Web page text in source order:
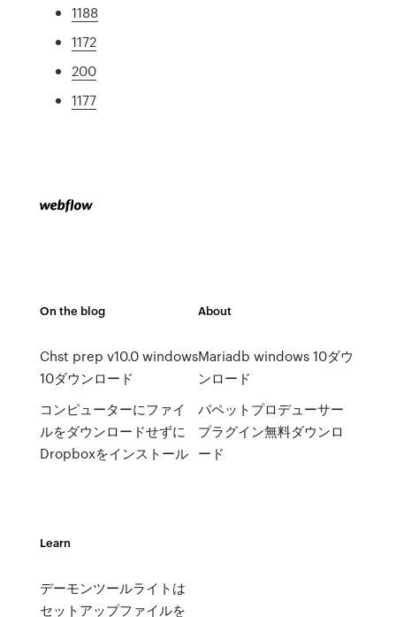
1188
1172
200
1177
On the blog
Chst prep v10.0 windows
10ダウンロード
コンピューターにファイ
ルをダウンロードせずに
Dropboxをインストール
About
Mariadb windows 10ダウ
ンロード
パペットプロデューサー
プラグイン無料ダウンロ
ード
Learn
デーモンツールライトは
セットアップファイルを